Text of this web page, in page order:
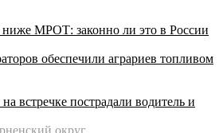
ниже МРОТ: законно ли это в России
обеспечили аграриев топливом
встречке пострадали водитель и
округ